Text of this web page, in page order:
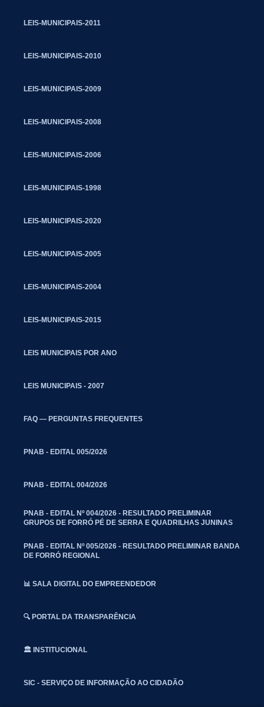
LEIS-MUNICIPAIS-2011
LEIS-MUNICIPAIS-2010
LEIS-MUNICIPAIS-2009
LEIS-MUNICIPAIS-2008
LEIS-MUNICIPAIS-2006
LEIS-MUNICIPAIS-1998
LEIS-MUNICIPAIS-2020
LEIS-MUNICIPAIS-2005
LEIS-MUNICIPAIS-2004
LEIS-MUNICIPAIS-2015
LEIS MUNICIPAIS POR ANO
LEIS MUNICIPAIS - 2007
FAQ — PERGUNTAS FREQUENTES
PNAB - EDITAL 005/2026
PNAB - EDITAL 004/2026
PNAB - EDITAL Nº 004/2026 - RESULTADO PRELIMINAR
GRUPOS DE FORRÓ PÉ DE SERRA E QUADRILHAS JUNINAS
PNAB - EDITAL Nº 005/2026 - RESULTADO PRELIMINAR BANDA
DE FORRÓ REGIONAL
📊 SALA DIGITAL DO EMPREENDEDOR
🔍 PORTAL DA TRANSPARÊNCIA
🏛️ INSTITUCIONAL
SIC - SERVIÇO DE INFORMAÇÃO AO CIDADÃO